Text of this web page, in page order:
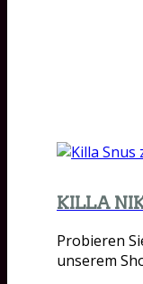
KILLA
Probieren
unserem